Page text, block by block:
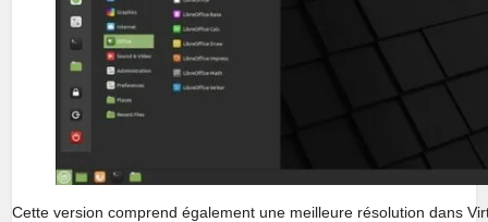
Cette version comprend également une meilleure résolution dans